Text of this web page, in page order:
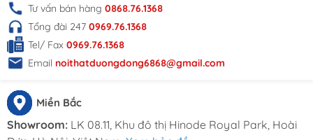
HÔNG TIN LIÊN HỆ
Đặt hàng online tại
Trịnh Văn Bô, phường Phương Canh, Quận
Nam Từ Liêm, Thành Phố Hà Nội.
Tư vấn bán hàng 0868.76.1368
Tổng đài 247 0969.76.1368
Tel/ Fax 0969.76.1368
Email noithatduongdong6868@gmail.com
Miền Bắc
Showroom: LK 08.11, Khu đô thị Hinode Royal Park, Hoài